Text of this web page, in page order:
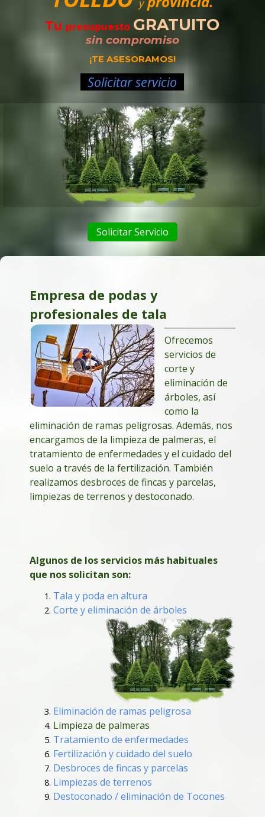
Tu presupuesto GRATUITO
sin compromiso
¡TE ASESORAMOS!
Solicitar servicio
Solicitar Servicio
Empresa de podas y
profesionales de tala
Ofrecemos
servicios de
corte y
eliminación de
árboles, así
como la
eliminación de ramas peligrosas. Además, nos
encargamos de la limpieza de palmeras, el
tratamiento de enfermedades y el cuidado del
suelo a través de la fertilización. También
realizamos desbroces de fincas y parcelas,
limpiezas de terrenos y destoconado.
Algunos de los servicios más habituales
que nos solicitan son:
Tala y poda en altura
Corte y eliminación de árboles
Eliminación de ramas peligrosa
Limpieza de palmeras
Tratamiento de enfermedades
Fertilización y cuidado del suelo
Desbroces de fincas y parcelas
Limpiezas de terrenos
Destoconado / eliminación de Tocones